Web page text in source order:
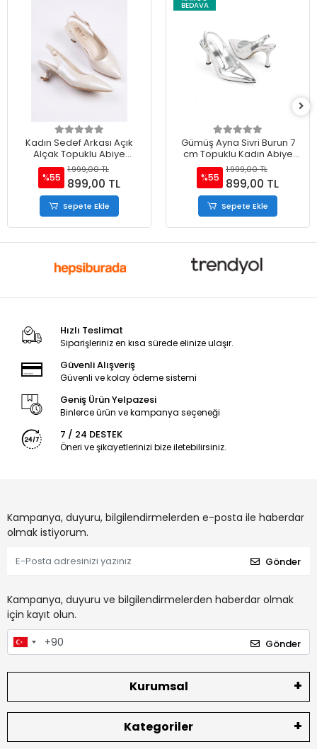
Kadın Sedef Arkası Açık
Alçak Topuklu Abiye
Ayakkabı
%55
1.999,00 TL
899,00 TL
Sepete Ekle
BEDAVA
Gümüş Ayna Sivri Burun 7
cm Topuklu Kadın Abiye
Ayakkabı
%55
1.999,00 TL
899,00 TL
Sepete Ekle
Hızlı Teslimat
Siparişleriniz en kısa sürede elinize ulaşır.
Güvenli Alışveriş
Güvenli ve kolay ödeme sistemi
Geniş Ürün Yelpazesi
Binlerce ürün ve kampanya seçeneği
7 / 24 DESTEK
Öneri ve şikayetlerinizi bize iletebilirsiniz.
Kampanya, duyuru, bilgilendirmelerden e-posta ile haberdar
olmak istiyorum.
Gönder
Kampanya, duyuru ve bilgilendirmelerden haberdar olmak
için kayıt olun.
Gönder
Kurumsal
Kategoriler